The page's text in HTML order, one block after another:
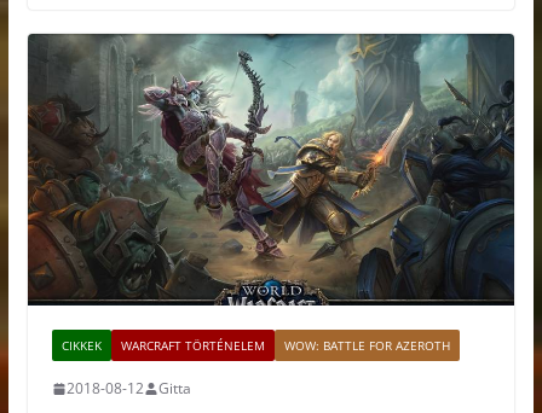
CIKKEK WARCRAFT TÖRTÉNELEM WOW: BATTLE FOR AZEROTH
2018-08-12 Gitta